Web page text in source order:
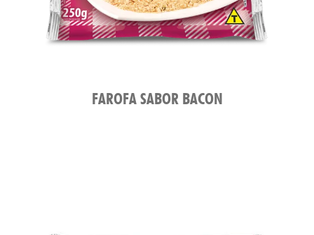
FAROFA SABOR BACON